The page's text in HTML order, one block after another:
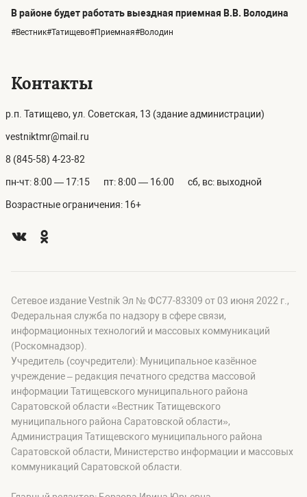
В районе будет работать выездная приемная В.В. Володина
#Вестник#Татищево#Приемная#Володин
Контакты
р.п. Татищево, ул. Советская, 13 (здание администрации)
vestniktmr@mail.ru
8 (845-58) 4-23-82
пн-чт: 8:00 — 17:15 пт: 8:00 — 16:00 сб, вс: выходной
Возрастные ограничения: 16+
Сетевое издание Vestnik Эл № ФС77-83309 от 03 июня 2022 г.,
Федеральная служба по надзору в сфере связи,
информационных технологий и массовых коммуникаций
(Роскомнадзор).
Учредитель (соучредители): Муниципальное казённое
учреждение – редакция печатного средства массовой
информации Татищевского муниципального района
Саратовской области «Вестник Татищевского
муниципального района Саратовской области»,
Администрация Татищевского муниципального района
Саратовской области, Министерство информации и массовых
коммуникаций Саратовской области.